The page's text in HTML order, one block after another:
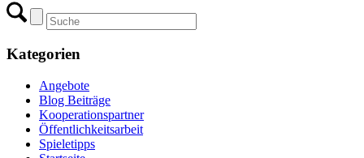
Kategorien
Angebote
Blog Beiträge
Kooperationspartner
Öffentlichkeitsarbeit
Spieletipps